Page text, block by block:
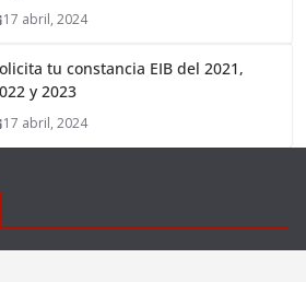
17 abril, 2024
tu constancia EIB del 2021,
y 2023
17 abril, 2024